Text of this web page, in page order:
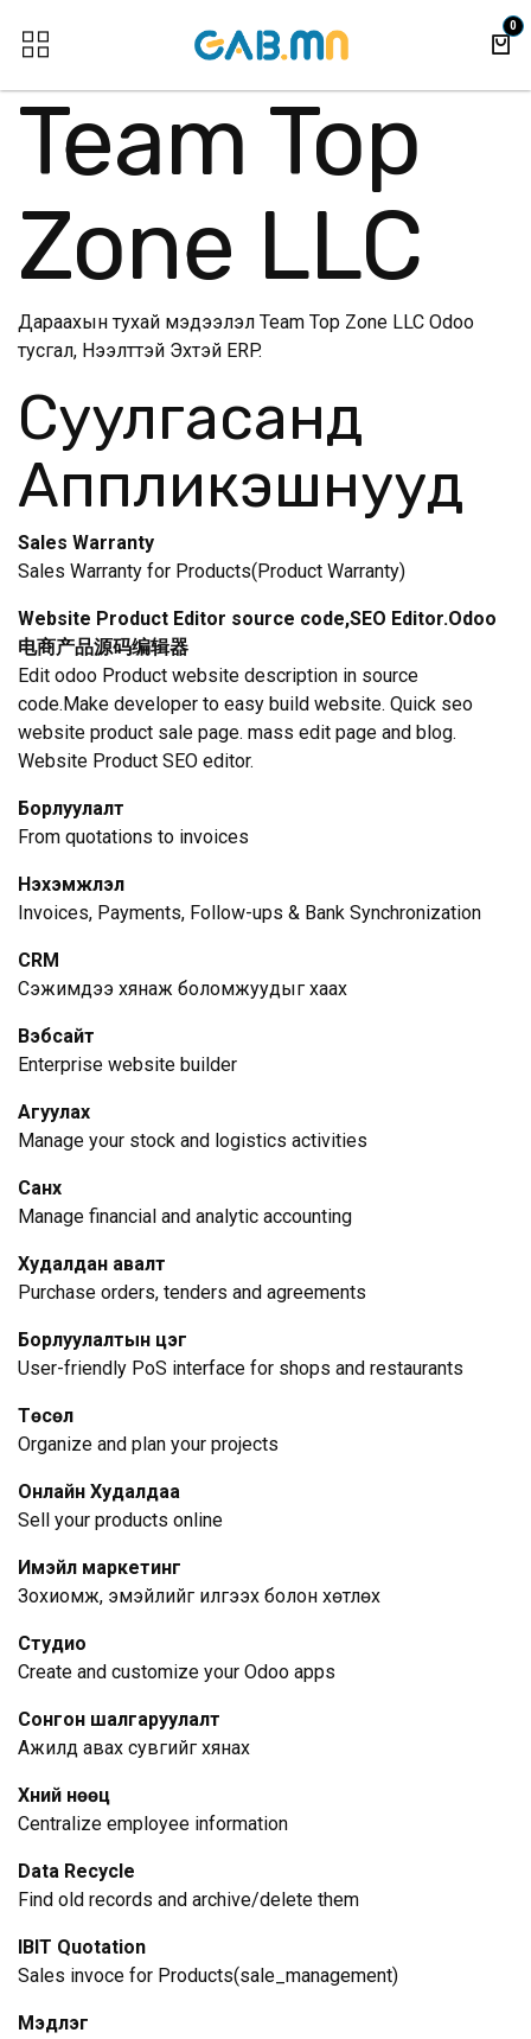
0
Team Top
Zone LLC
Дараахын тухай мэдээлэл Team Top Zone LLC Odoo
тусгал, Нээлттэй Эхтэй ERP.
Суулгасанд
Аппликэшнууд
Sales Warranty
Sales Warranty for Products(Product Warranty)
Website Product Editor source code,SEO Editor.Odoo
电商产品源码编辑器
Edit odoo Product website description in source
code.Make developer to easy build website. Quick seo
website product sale page. mass edit page and blog.
Website Product SEO editor.
Борлуулалт
From quotations to invoices
Нэхэмжлэл
Invoices, Payments, Follow-ups & Bank Synchronization
CRM
Сэжимүүдээ хянаж боломжуудыг хаах
Вэбсайт
Enterprise website builder
Агуулах
Manage your stock and logistics activities
Санхүү
Manage financial and analytic accounting
Худалдан авалт
Purchase orders, tenders and agreements
Борлуулалтын цэг
User-friendly PoS interface for shops and restaurants
Төсөл
Organize and plan your projects
Онлайн Худалдаа
Sell your products online
Имэйл маркетинг
Зохиомж, эмэйлийг илгээх болон хөтлөх
Студио
Create and customize your Odoo apps
Сонгон шалгаруулалт
Ажилд авах сувгийг хянах
Хүний нөөц
Centralize employee information
Data Recycle
Find old records and archive/delete them
IBIT Quotation
Sales invoce for Products(sale_management)
Мэдлэг